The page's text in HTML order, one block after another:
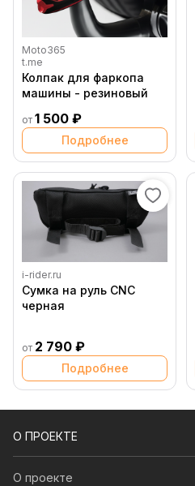
Moto365
t.me
Колпак для фаркопа
машины - резиновый
от 1 500 ₽
Подробнее
i-rider.ru
Сумка на руль CNC
черная
от 2 790 ₽
Подробнее
О ПРОЕКТЕ
О проекте